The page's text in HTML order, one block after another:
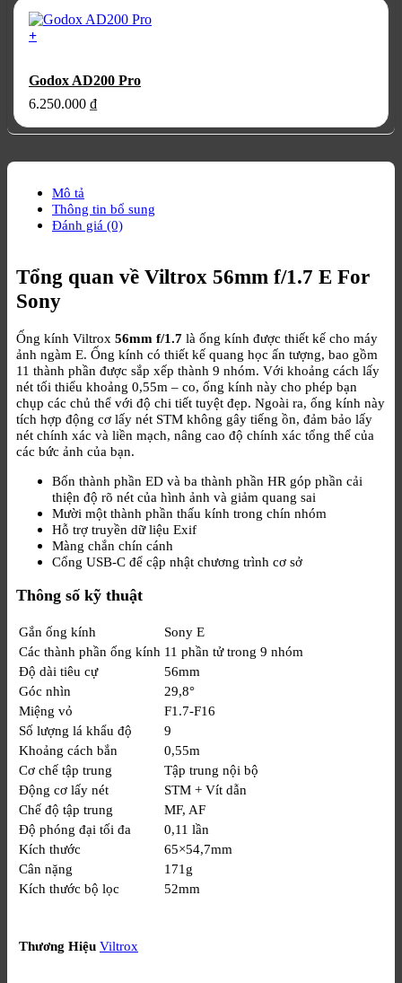
2.490.000 ₫.
+
Godox AD200 Pro
6.250.000 ₫
Mô tả
Thông tin bổ sung
Đánh giá (0)
Tổng quan về Viltrox 56mm f/1.7 E For
Sony
Ống kính Viltrox 56mm f/1.7 là ống kính được thiết kế cho máy
ảnh ngàm E. Ống kính có thiết kế quang học ấn tượng, bao gồm
11 thành phần được sắp xếp thành 9 nhóm. Với khoảng cách lấy
nét tối thiểu khoảng 0,55m – co, ống kính này cho phép bạn
chụp các chủ thể với độ chi tiết tuyệt đẹp. Ngoài ra, ống kính này
tích hợp động cơ lấy nét STM không gây tiếng ồn, đảm bảo lấy
nét chính xác và liền mạch, nâng cao độ chính xác tổng thể của
các bức ảnh của bạn.
Bốn thành phần ED và ba thành phần HR góp phần cải
thiện độ rõ nét của hình ảnh và giảm quang sai
Mười một thành phần thấu kính trong chín nhóm
Hỗ trợ truyền dữ liệu Exif
Màng chắn chín cánh
Cổng USB-C để cập nhật chương trình cơ sở
Thông số kỹ thuật
Gắn ống kính
Sony E
Các thành phần ống kính 11 phần tử trong 9 nhóm
Độ dài tiêu cự
56mm
Góc nhìn
29,8°
Miệng vỏ
F1.7-F16
Số lượng lá khẩu độ
9
Khoảng cách bắn
0,55m
Cơ chế tập trung
Tập trung nội bộ
Động cơ lấy nét
STM + Vít dẫn
Chế độ tập trung
MF, AF
Độ phóng đại tối đa
0,11 lần
Kích thước
65×54,7mm
Cân nặng
171g
Kích thước bộ lọc
52mm
Thương Hiệu Viltrox